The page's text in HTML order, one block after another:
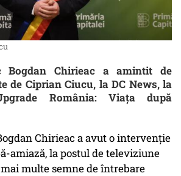
Bogdan Chirieac a amintit de
de Ciprian Ciucu, la DC News, la
România: Viața după
Chirieac a avut o intervenție
amiază, la postul de televiziune
multe semne de întrebare